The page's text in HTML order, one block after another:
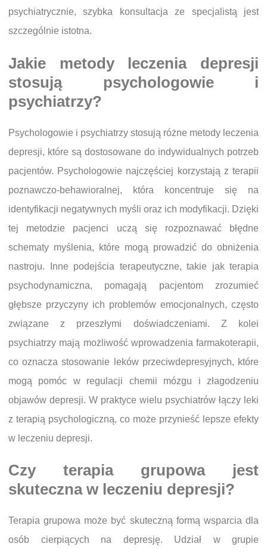
psychiatrycznie, szybka konsultacja ze specjalistą jest
szczególnie istotna.
Jakie metody leczenia depresji
stosują psychologowie i
psychiatrzy?
Psychologowie i psychiatrzy stosują różne metody leczenia
depresji, które są dostosowane do indywidualnych potrzeb
pacjentów. Psychologowie najczęściej korzystają z terapii
poznawczo-behawioralnej, która koncentruje się na
identyfikacji negatywnych myśli oraz ich modyfikacji. Dzięki
tej metodzie pacjenci uczą się rozpoznawać błędne
schematy myślenia, które mogą prowadzić do obniżenia
nastroju. Inne podejścia terapeutyczne, takie jak terapia
psychodynamiczna, pomagają pacjentom zrozumieć
głębsze przyczyny ich problemów emocjonalnych, często
związane z przeszłymi doświadczeniami. Z kolei
psychiatrzy mają możliwość wprowadzenia farmakoterapii,
co oznacza stosowanie leków przeciwdepresyjnych, które
mogą pomóc w regulacji chemii mózgu i złagodzeniu
objawów depresji. W praktyce wielu psychiatrów łączy leki
z terapią psychologiczną, co może przynieść lepsze efekty
w leczeniu depresji.
Czy terapia grupowa jest
skuteczna w leczeniu depresji?
Terapia grupowa może być skuteczną formą wsparcia dla
osób cierpiących na depresję. Udział w grupie